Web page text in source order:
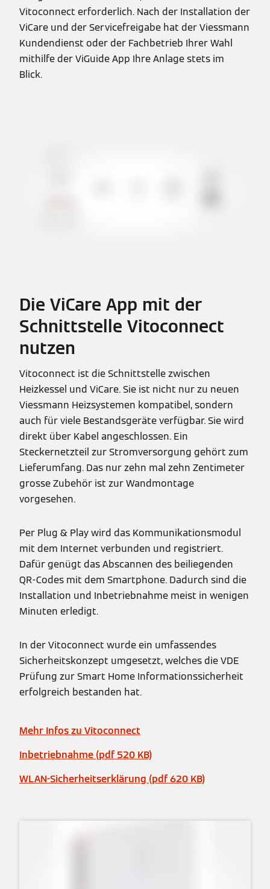
Vitoconnect erforderlich. Nach der Installation der
ViCare und der Servicefreigabe hat der Viessmann
Kundendienst oder der Fachbetrieb Ihrer Wahl
mithilfe der ViGuide App Ihre Anlage stets im
Blick.
Die ViCare App mit der
Schnittstelle Vitoconnect
nutzen
Vitoconnect ist die Schnittstelle zwischen
Heizkessel und ViCare. Sie ist nicht nur zu neuen
Viessmann Heizsystemen kompatibel, sondern
auch für viele Bestandsgeräte verfügbar. Sie wird
direkt über Kabel angeschlossen. Ein
Steckernetzteil zur Stromversorgung gehört zum
Lieferumfang. Das nur zehn mal zehn Zentimeter
grosse Zubehör ist zur Wandmontage
vorgesehen.
Per Plug & Play wird das Kommunikationsmodul
mit dem Internet verbunden und registriert.
Dafür genügt das Abscannen des beiliegenden
QR-Codes mit dem Smartphone. Dadurch sind die
Installation und Inbetriebnahme meist in wenigen
Minuten erledigt.
In der Vitoconnect wurde ein umfassendes
Sicherheitskonzept umgesetzt, welches die VDE
Prüfung zur Smart Home Informationssicherheit
erfolgreich bestanden hat.
Mehr Infos zu Vitoconnect
Inbetriebnahme (pdf 520 KB)
WLAN-Sicherheitserklärung (pdf 620 KB)